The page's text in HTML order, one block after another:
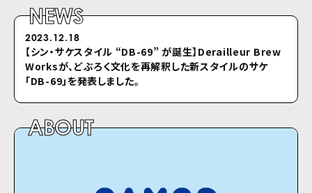
NEWS
2023.12.18
【シン・サケスタイル “DB-69” が誕⽣】Derailleur Brew
Worksが、どぶろく⽂化を再解釈した新スタイルのサケ
「DB-69」を発表しました。
2022.04.26
シクロのホームページをリニューアルしました
ABOUT